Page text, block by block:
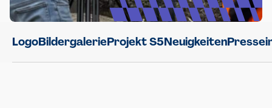
LogoBildergalerieProjekt S5Neuigkeiten